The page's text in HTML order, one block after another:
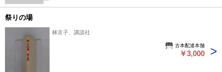
祭りの場
林京子、講談社
古本配達本舗
￥3,000